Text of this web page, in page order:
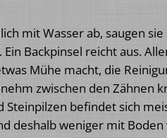
mit Wasser ab, saugen
Ein Backpinsel reicht aus.
Mühe macht, die
zwischen den Zähnen
Steinpilzen befindet sich
deshalb weniger mit